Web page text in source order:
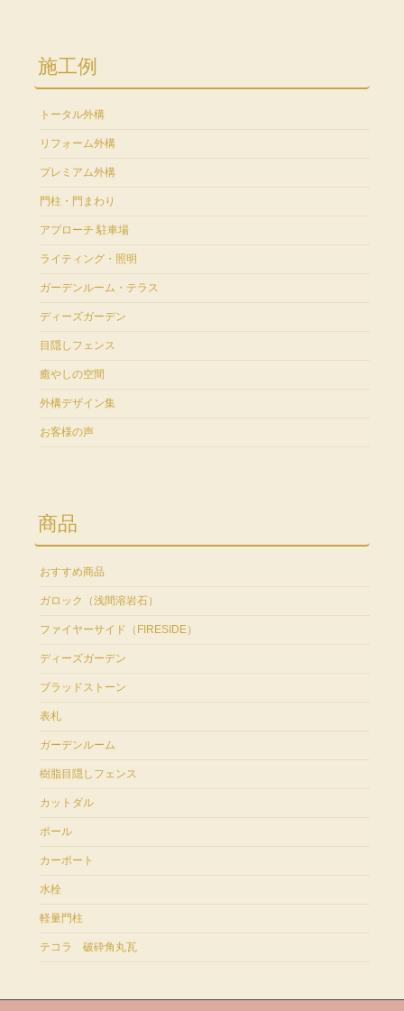
施工例
トータル外構
リフォーム外構
プレミアム外構
門柱・門まわり
アプローチ 駐車場
ライティング・照明
ガーデンルーム・テラス
ディーズガーデン
目隠しフェンス
癒やしの空間
外構デザイン集
お客様の声
商品
おすすめ商品
ガロック（浅間溶岩石）
ファイヤーサイド（FIRESIDE）
ディーズガーデン
ブラッドストーン
表札
ガーデンルーム
樹脂目隠しフェンス
カットダル
ポール
カーポート
水栓
軽量門柱
テコラ 破砕角丸瓦